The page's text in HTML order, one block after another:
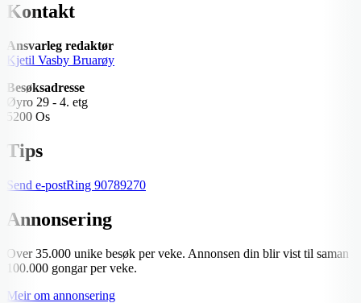
Kontakt
Ansvarleg redaktør
Kjetil Vasby Bruarøy
Besøksadresse
Øyro 29 - 4. etg
5200 Os
Tips
Send e-postRing 90789270
Annonsering
Over 35.000 unike besøk per veke. Annonsen din blir vist til saman
100.000 gongar per veke.
Meir om annonsering